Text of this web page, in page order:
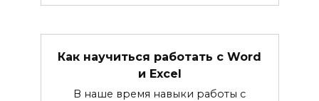
Как научиться работать с Word
и Excel
В наше время навыки работы с